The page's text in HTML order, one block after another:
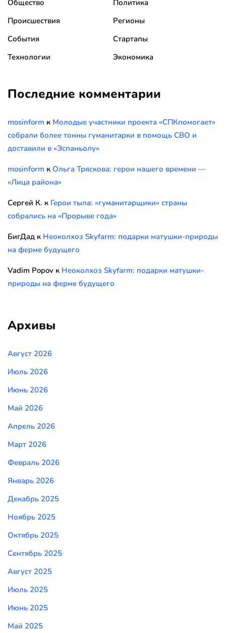
Общество
Политика
Происшествия
Регионы
События
Стартапы
Технологии
Экономика
Последние комментарии
mosinform к Молодые участники проекта «СПКпомогает»
собрали более тонны гуманитарки в помощь СВО и
доставили в «Эспаньолу»
mosinform к Ольга Тряскова: герои нашего времени —
«Лица района»
Сергей К. к Герои тыла: «гуманитарщики» страны
собрались на «Прорыве года»
БигДад к Неоколхоз Skyfarm: подарки матушки-природы
на ферме будущего
Vadim Popov к Неоколхоз Skyfarm: подарки матушки-
природы на ферме будущего
Архивы
Август 2026
Июль 2026
Июнь 2026
Май 2026
Апрель 2026
Март 2026
Февраль 2026
Январь 2026
Декабрь 2025
Ноябрь 2025
Октябрь 2025
Сентябрь 2025
Август 2025
Июль 2025
Июнь 2025
Май 2025